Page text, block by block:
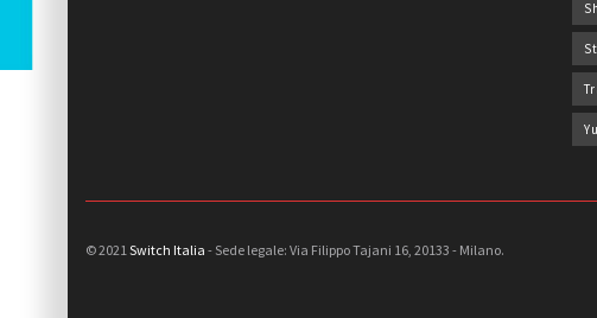
© 2021 Switch Italia - Sede legale: Via Filippo Tajani 16, 20133 - Milano.